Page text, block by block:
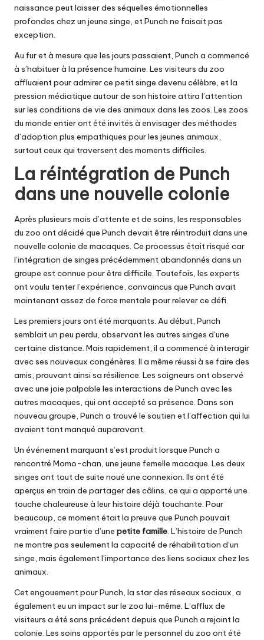
naissance peut laisser des séquelles émotionnelles
profondes chez un jeune singe, et Punch ne faisait pas
exception.
Au fur et à mesure que les jours passaient, Punch a commencé
à s’habituer à la présence humaine. Les visiteurs du zoo
affluaient pour admirer ce petit singe devenu célèbre, et la
pression médiatique autour de son histoire attira l’attention
sur les conditions de vie des animaux dans les zoos. Les zoos
du monde entier ont été invités à envisager des méthodes
d’adoption plus empathiques pour les jeunes animaux,
surtout ceux qui traversent des moments difficiles.
La réintégration de Punch
dans une nouvelle colonie
Après plusieurs mois d’attente et de soins, les responsables
du zoo ont décidé que Punch devait être réintroduit dans une
nouvelle colonie de macaques. Ce processus était risqué car
l’intégration de singes précédemment abandonnés dans un
groupe est connue pour être difficile. Toutefois, les experts
ont voulu tenter l’expérience, convaincus que Punch avait
maintenant assez de force mentale pour relever ce défi.
Les premiers jours ont été marquants. Au début, Punch
semblait un peu perdu, observant les autres singes d’une
certaine distance. Mais rapidement, il a commencé à interagir
avec ses nouveaux congénères. Il a même réussi à se faire des
amis, prouvant ainsi sa résilience. Les soigneurs ont observé
avec une joie palpable les interactions de Punch avec les
autres macaques, qui ont accepté sa présence. Dans son
nouveau groupe, Punch a trouvé le soutien et l’affection qui lui
avaient tant manqué auparavant.
Un événement marquant s’est produit lorsque Punch a
rencontré Momo-chan, une jeune femelle macaque. Les deux
singes ont tout de suite noué une connexion. Ils ont été
aperçus en train de partager des câlins, ce qui a apporté une
touche chaleureuse à leur histoire déjà touchante. Pour
beaucoup, ce moment était la preuve que Punch pouvait
vraiment faire partie d’une petite famille. L’histoire de Punch
ne montre pas seulement la capacité de réhabilitation d’un
singe, mais également l’importance des liens sociaux chez les
animaux.
Cet engouement pour Punch, la star des réseaux sociaux, a
également eu un impact sur le zoo lui-même. L’afflux de
visiteurs a été sans précédent depuis que Punch a rejoint la
colonie. Les soins apportés par le personnel du zoo ont été